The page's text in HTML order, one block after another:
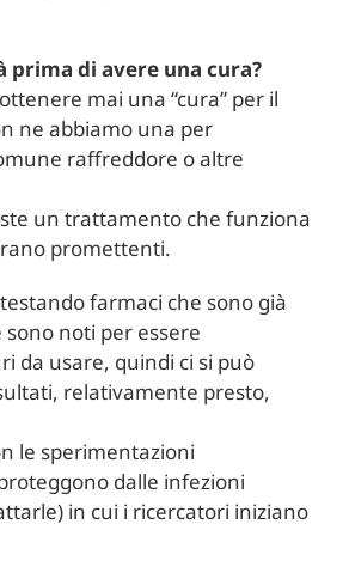
prima di avere una cura?
mai una “cura” per il
ne abbiamo una per
raffreddore o altre
un trattamento che funziona
promettenti.
farmaci che sono già
noti per essere
da usare, quindi ci si può
relativamente presto,
le sperimentazioni
dalle infezioni
in cui i ricercatori iniziano